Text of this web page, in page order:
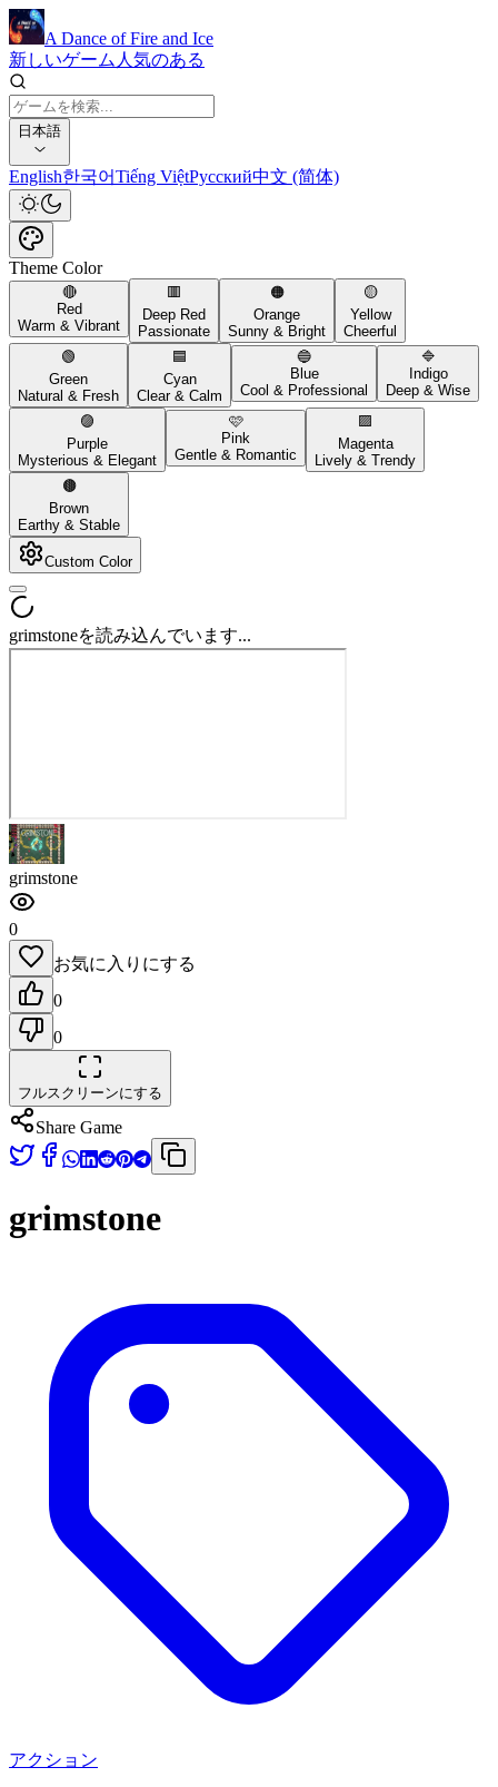
A Dance of Fire and Ice
新しいゲーム 人気のある
日本語
English한국어Tiếng ViệtРусский中文 (简体)
Theme Color
🔴
Red
Warm & Vibrant
🟥
Deep Red
Passionate
🟠
Orange
Sunny & Bright
🟡
Yellow
Cheerful
🟢
Green
Natural & Fresh
🟦
Cyan
Clear & Calm
🔵
Blue
Cool & Professional
🔷
Indigo
Deep & Wise
🟣
Purple
Mysterious & Elegant
🩷
Pink
Gentle & Romantic
🟪
Magenta
Lively & Trendy
🟤
Brown
Earthy & Stable
Custom Color
grimstoneを読み込んでいます...
grimstone
0
お気に入りにする
0
0
フルスクリーンにする
Share Game
grimstone
アクション